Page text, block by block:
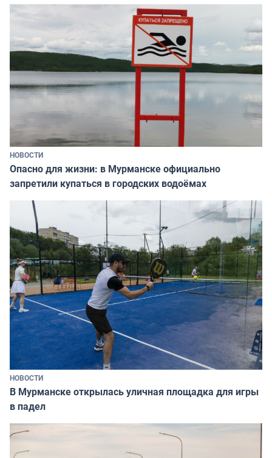
НОВОСТИ
Опасно для жизни: в Мурманске официально
запретили купаться в городских водоёмах
НОВОСТИ
В Мурманске открылась уличная площадка для игры
в падел